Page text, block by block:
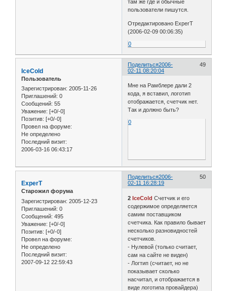
там же где и обычные
пользователи пишутся.
Отредактировано ExperT
(2006-02-09 00:06:35)
0
Поделиться 49
2006-
02-11 08:20:04
IceCold
Пользователь
Зарегистрирован: 2005-11-26
Приглашений: 0
Сообщений: 55
Уважение: [+0/-0]
Позитив: [+0/-0]
Провел на форуме:
Не определено
Последний визит:
2006-03-16 06:43:17
Мне на Рамблере дали 2
кода, я вставил, логотип
отображается, счетчик нет.
Так и должно быть?
0
Поделиться 50
2006-
02-11 16:28:19
ExperT
Старожил форума
Зарегистрирован: 2005-12-23
Приглашений: 0
Сообщений: 495
Уважение: [+0/-0]
Позитив: [+0/-0]
Провел на форуме:
Не определено
Последний визит:
2007-09-12 22:59:43
2IceCold Счетчик и его
содержимое определяется
самим поставщиком
счетчика. Как правило бывает
несколько разновидностей
счетчиков.
- Нулевой (только считает,
сам на сайте не виден)
- Логтип (считает, но не
показывает сколько
насчитал, и отображается в
виде логотипа провайдера)